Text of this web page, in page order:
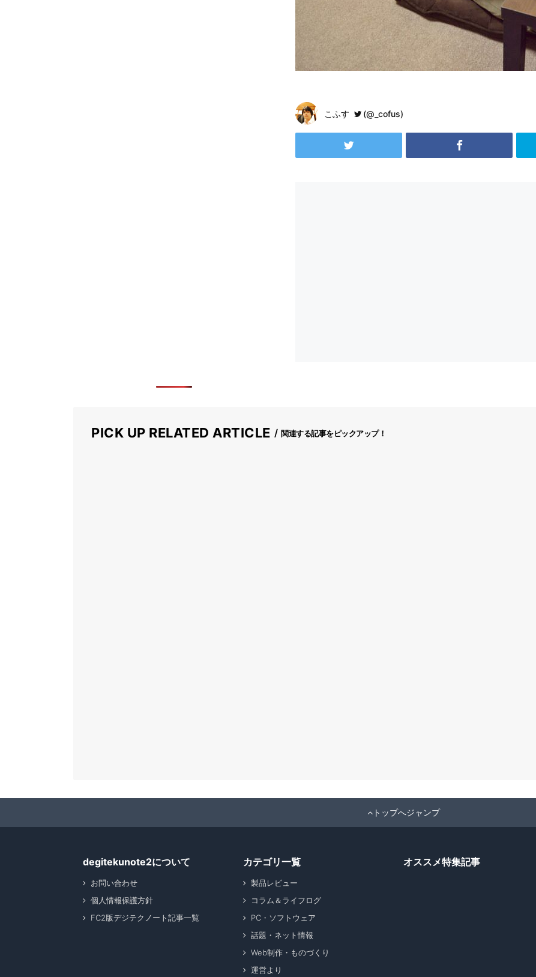
こふす (@_cofus)
PICK UP RELATED ARTICLE 関連する記事をピックアップ！
トップへジャンプ
degitekunote2について
お問い合わせ
個人情報保護方針
FC2版デジテクノート記事一覧
カテゴリ一覧
製品レビュー
コラム＆ライフログ
PC・ソフトウェア
話題・ネット情報
Web制作・ものづくり
運営より
オススメ特集記事